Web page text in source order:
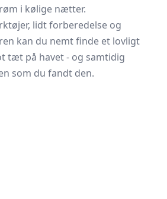
i kølige nætter.
lidt forberedelse og
kan du nemt finde et lovligt
tæt på havet - og samtidig
som du fandt den.